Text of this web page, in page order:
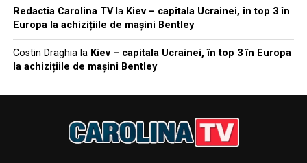
Redactia Carolina TVla Kiev – capitala Ucrainei, în top 3 în
Europa la achizițiile de mașini Bentley
Costin Draghiala Kiev – capitala Ucrainei, în top 3 în Europa
la achizițiile de mașini Bentley